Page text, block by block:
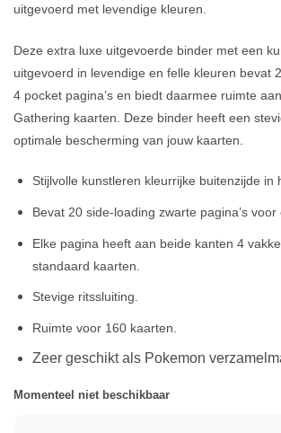
uitgevoerd met levendige kleuren.
Deze extra luxe uitgevoerde binder met een
uitgevoerd in levendige en felle kleuren bevat
4 pocket pagina’s en biedt daarmee ruimte
Gathering kaarten. Deze binder heeft een
optimale bescherming van jouw kaarten.
Stijlvolle kunstleren kleurrijke buitenzijde in
Bevat 20 side-loading zwarte pagina’s
Elke pagina heeft aan beide kanten 4
standaard kaarten.
Stevige ritssluiting.
Ruimte voor 160 kaarten.
Zeer geschikt als Pokemon
Momenteel niet beschikbaar